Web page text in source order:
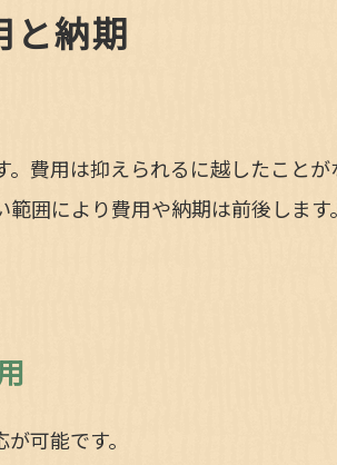
と納期
費用は抑えられるに越したことが
囲により費用や納期は前後します
可能です。